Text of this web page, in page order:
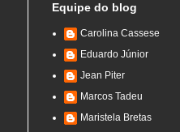
Equipe do blog
Carolina Cassese
Eduardo Júnior
Jean Piter
Marcos Tadeu
Maristela Bretas